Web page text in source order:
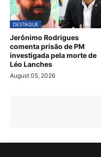
DESTAQUE
Jerônimo Rodrigues
comenta prisão de PM
investigada pela morte de
Léo Lanches
August 05, 2026